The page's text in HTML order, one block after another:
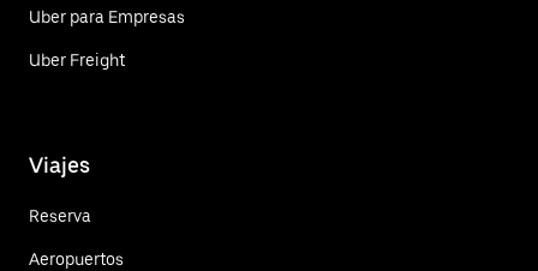
Uber para Empresas
Uber Freight
Viajes
Reserva
Aeropuertos